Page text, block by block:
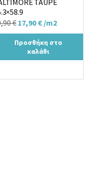
TAUPE
€ Original
price
was:
19,90 €.
17,90€Η
τρέχουσα
τιμή
είναι:
/m2
Προσθήκη στο
καλάθι